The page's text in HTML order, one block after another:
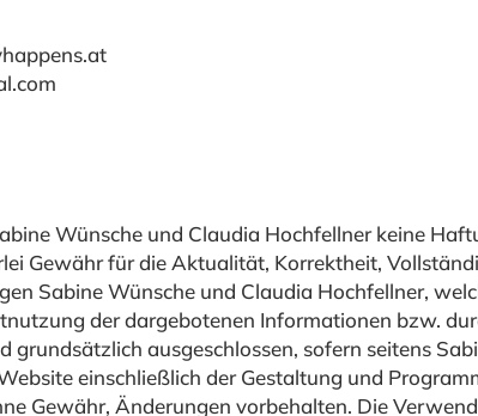
Wünsche und Claudia Hochfellner keine
Gewähr für die Aktualität, Korrektheit,
Sabine Wünsche und Claudia Hochfellner,
der dargebotenen Informationen bzw.
ausgeschlossen, sofern seitens
einschließlich der Gestaltung und
Gewähr, Änderungen vorbehalten. Die